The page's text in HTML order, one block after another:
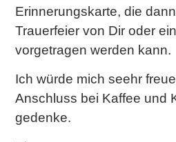
Erinnerungskarte, die
Trauerfeier von Dir oder
vorgetragen werden kann.
Ich würde mich seehr
Anschluss bei Kaffee und
gedenke.